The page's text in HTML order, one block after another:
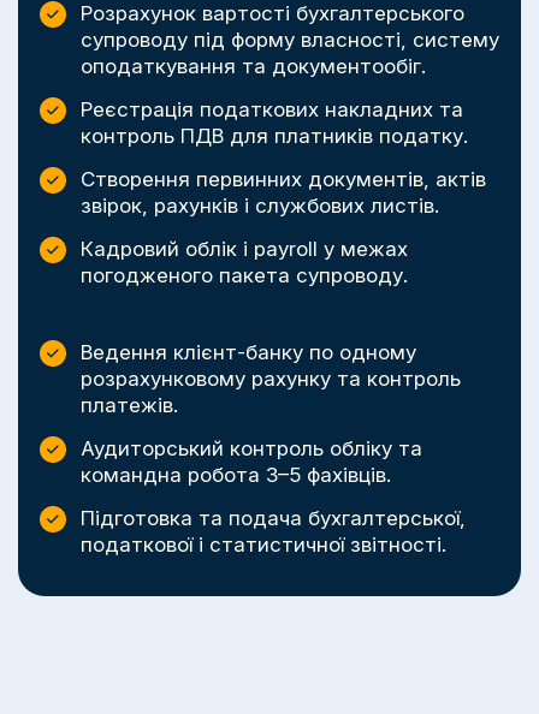
Розрахунок вартості бухгалтерського
супроводу під форму власності, систему
оподаткування та документообіг.
Реєстрація податкових накладних та
контроль ПДВ для платників податку.
Створення первинних документів, актів
звірок, рахунків і службових листів.
Кадровий облік і payroll у межах
погодженого пакета супроводу.
Ведення клієнт-банку по одному
розрахунковому рахунку та контроль
платежів.
Аудиторський контроль обліку та
командна робота 3–5 фахівців.
Підготовка та подача бухгалтерської,
податкової і статистичної звітності.